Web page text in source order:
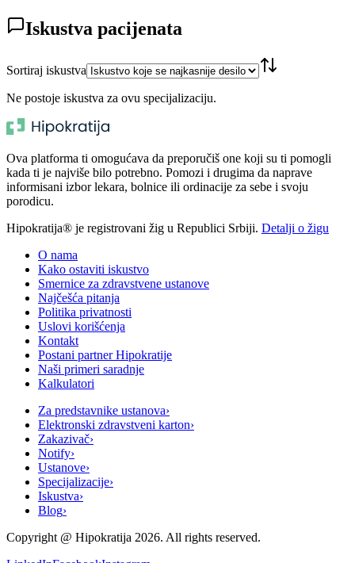
Iskustva pacijenata
Sortiraj iskustva
Ne postoje iskustva za ovu specijalizaciju.
Ova platforma ti omogućava da preporučiš one koji su ti pomogli
kada ti je najviše bilo potrebno. Pomozi i drugima da naprave
informisani izbor lekara, bolnice ili ordinacije za sebe i svoju
porodicu.
Hipokratija® je registrovani žig u Republici Srbiji. Detalji o žigu
O nama
Kako ostaviti iskustvo
Smernice za zdravstvene ustanove
Najčešća pitanja
Politika privatnosti
Uslovi korišćenja
Kontakt
Postani partner Hipokratije
Naši primeri saradnje
Kalkulatori
Za predstavnike ustanova›
Elektronski zdravstveni karton›
Zakazivač›
Notify›
Ustanove›
Specijalizacije›
Iskustva›
Blog›
Copyright @ Hipokratija 2026. All rights reserved.